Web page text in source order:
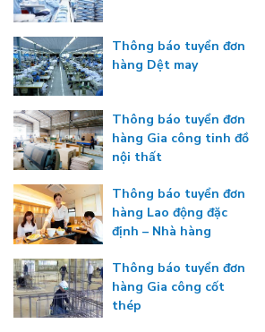
Thông báo tuyển đơn
hàng Dệt may
Thông báo tuyển đơn
hàng Gia công tinh đồ
nội thất
Thông báo tuyển đơn
hàng Lao động đặc
định – Nhà hàng
Thông báo tuyển đơn
hàng Gia công cốt
thép